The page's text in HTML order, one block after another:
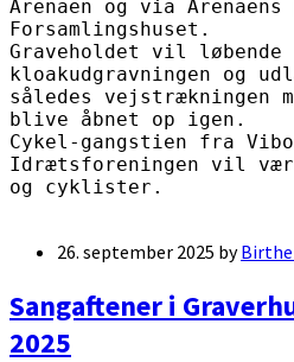
Arenaen og via
Forsamlingshuset.
Graveholdet vil løbende
kloakudgravningen og
således vejstrækningen
blive åbnet op igen.
Cykel-gangstien fra
Idrætsforeningen vil
og cyklister.
26. september 2025 by
Sangaftener i
2025